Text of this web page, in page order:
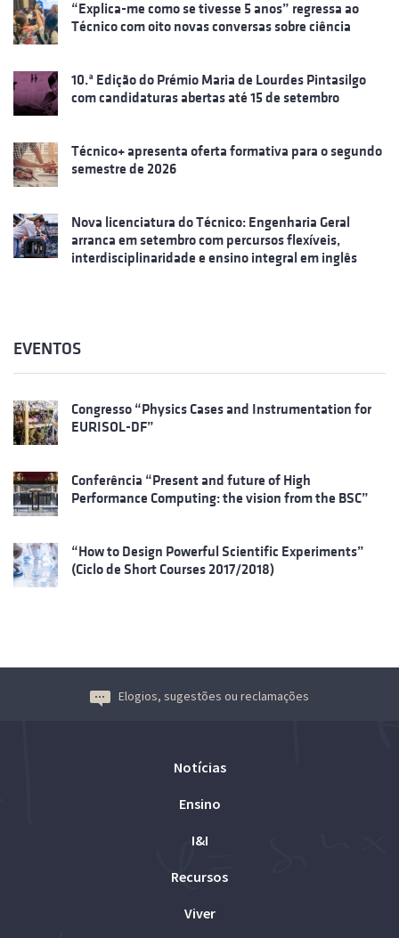
“Explica-me como se tivesse 5 anos” regressa ao
Técnico com oito novas conversas sobre ciência
10.ª Edição do Prémio Maria de Lourdes Pintasilgo
com candidaturas abertas até 15 de setembro
Técnico+ apresenta oferta formativa para o segundo
semestre de 2026
Nova licenciatura do Técnico: Engenharia Geral
arranca em setembro com percursos flexíveis,
interdisciplinaridade e ensino integral em inglês
EVENTOS
Congresso “Physics Cases and Instrumentation for
EURISOL-DF”
Conferência “Present and future of High
Performance Computing: the vision from the BSC”
“How to Design Powerful Scientific Experiments”
(Ciclo de Short Courses 2017/2018)
Elogios, sugestões ou reclamações
Notícias
Ensino
I&I
Recursos
Viver